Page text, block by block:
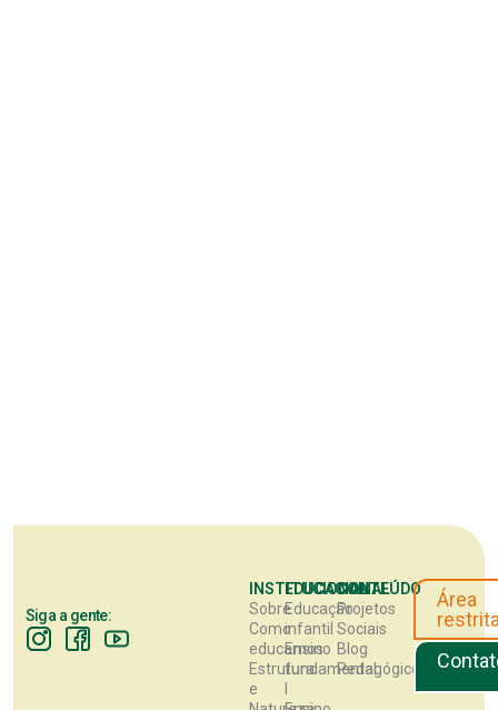
Siga a gente:
INSTITUCIONAL
Sobre
Como
educamos
Estrutura
e
EDUCACIONAL
Educação
infantil
Ensino
fundamental
CONTEÚDO
Blog
Pedagógico
Projetos
Sociais
Área